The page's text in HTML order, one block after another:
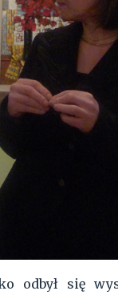
odbył się